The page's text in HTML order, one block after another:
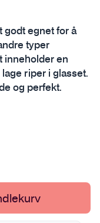
godt egnet for å
typer
inneholder en
riper i glasset.
og perfekt.